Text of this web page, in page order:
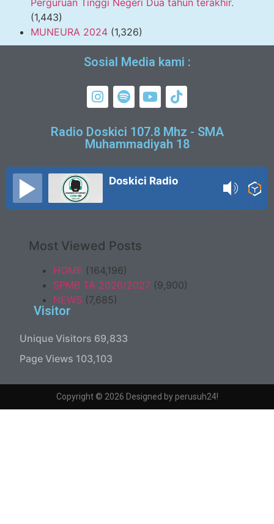
Perguruan Tinggi Negeri Dua tahun terakhir.
(1,443)
MUNEURA 2024 (1,326)
Sosial Media kami :
Radio Doskici 107.8 Mhz - SMA
Muhammadiyah 18
Doskici Radio
Most Viewed Posts
HOME (164,196)
SPMB TA 2026/2027 (9,900)
NEWS (7,685)
Visitor
Unique Visitors 69,833
Page Views 103,103
Copyright © 2026 Designed by perusuh24!